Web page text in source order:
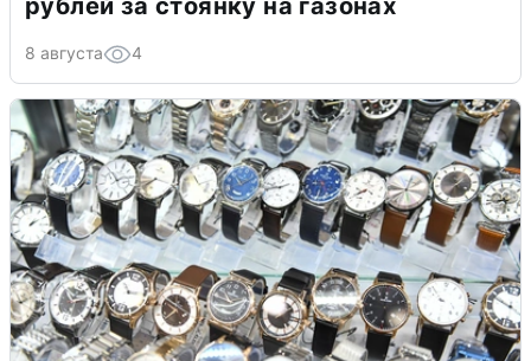
8 августа 4